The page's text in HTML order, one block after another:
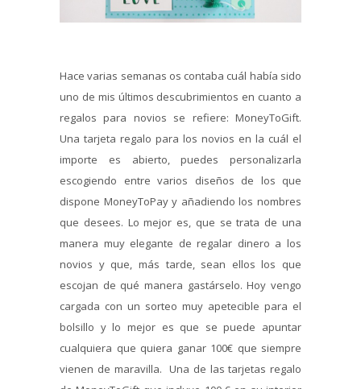
Hace varias semanas os contaba cuál había sido
uno de mis últimos descubrimientos en cuanto a
regalos para novios se refiere: MoneyToGift.
Una tarjeta regalo para los novios en la cuál el
importe es abierto, puedes personalizarla
escogiendo entre varios diseños de los que
dispone MoneyToPay y añadiendo los nombres
que desees. Lo mejor es, que se trata de una
manera muy elegante de regalar dinero a los
novios y que, más tarde, sean ellos los que
escojan de qué manera gastárselo. Hoy vengo
cargada con un sorteo muy apetecible para el
bolsillo y lo mejor es que se puede apuntar
cualquiera que quiera ganar 100€ que siempre
vienen de maravilla. Una de las tarjetas regalo